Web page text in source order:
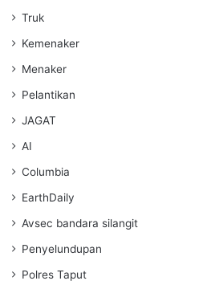
Truk
Kemenaker
Menaker
Pelantikan
JAGAT
AI
Columbia
EarthDaily
Avsec bandara silangit
Penyelundupan
Polres Taput